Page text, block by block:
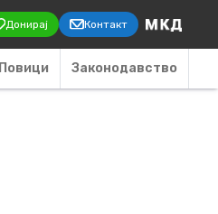
Донирај Контакт
Повици Законодавство